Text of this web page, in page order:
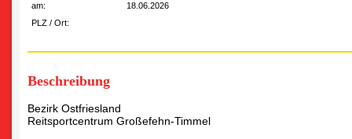
am:
18.06.2026
PLZ / Ort:
Beschreibung
Bezirk Ostfriesland
Reitsportcentrum Großefehn-Timmel